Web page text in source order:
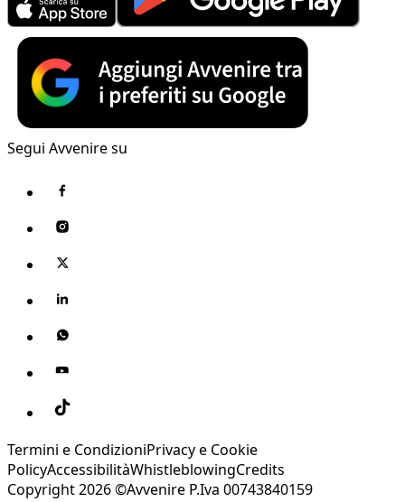
Segui Avvenire su
Termini e CondizioniPrivacy e Cookie
PolicyAccessibilitàWhistleblowingCredits
Copyright 2026 ©Avvenire P.Iva 00743840159